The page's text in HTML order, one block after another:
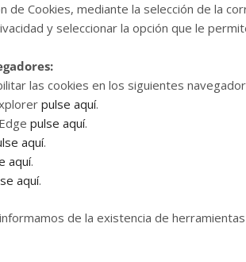
de Cookies, mediante la selección de la
y seleccionar la opción que le
las cookies en los siguientes
pulse aquí.
pulse aquí.
aquí.
aquí.
aquí.
de la existencia de